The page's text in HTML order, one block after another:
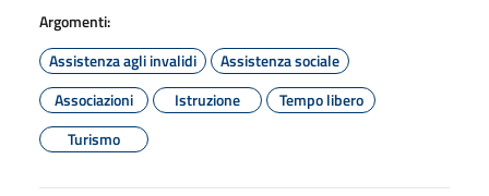
Argomenti:
Assistenza agli invalidi
Assistenza sociale
Associazioni
Istruzione
Tempo libero
Turismo